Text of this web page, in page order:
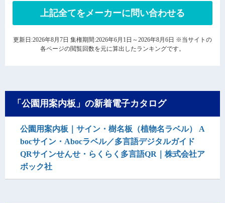
上記全てをメーカーに問い合わせる
更新日:2026年8月7日 集権期間:2026年6月1日～2026年8月6日 ※当サイトの
各ページの閲覧回数を元に算出したランキングです。
「公園用案内板」の新着電子カタログ
公園用案内板｜サイン・樹名板（植物名ラベル） A
bocサイン・Abocラベル／多言語デジタルガイド
QRサインせんせ・らくらく多言語QR｜株式会社ア
ボック社